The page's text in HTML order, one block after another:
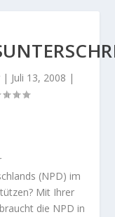
| Juli 13, 2008 |
(NPD) im
Mit Ihrer
die NPD in